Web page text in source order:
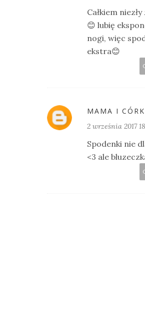
Całkiem
😊 lubię
nogi, więc
ekstra😊
MAMA I
2 września 2017
Spodenki nie
<3 ale